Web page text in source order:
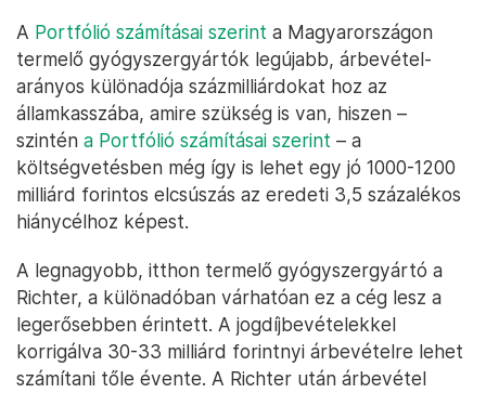
A Portfólió számításai szerint a Magyarországon
termelő gyógyszergyártók legújabb, árbevétel-
arányos különadója százmilliárdokat hoz az
államkasszába, amire szükség is van, hiszen –
szintén a Portfólió számításai szerint – a
költségvetésben még így is lehet egy jó 1000-1200
milliárd forintos elcsúszás az eredeti 3,5 százalékos
hiánycélhoz képest.
A legnagyobb, itthon termelő gyógyszergyártó a
Richter, a különadóban várhatóan ez a cég lesz a
legerősebben érintett. A jogdíjbevételekkel
korrigálva 30-33 milliárd forintnyi árbevételre lehet
számítani tőle évente. A Richter után árbevétel